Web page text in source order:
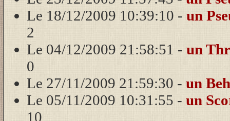
Le 18/12/2009 10:39:10 - un
2
Le 04/12/2009 21:58:51 - un
0
Le 27/11/2009 21:59:30 - un
Le 05/11/2009 10:31:55 - un
10